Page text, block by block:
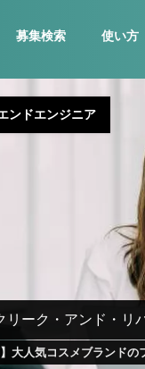
募集検索 使い方
リーク・アンド・リ
】大人気コスメブランド
ンドエンジニア